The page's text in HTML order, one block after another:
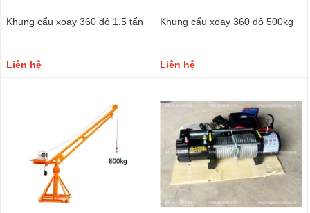
Khung cẩu xoay 360 độ 1.5 tấn
Liên hệ
Khung cẩu xoay 360 độ 500kg
Liên hệ